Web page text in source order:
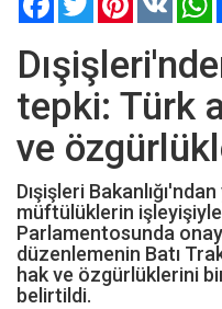
tepki: Türk
ve
Dışişleri
müftülüklerin
Parlamentosunda
düzenlemenin Batı
hak ve özgürlüklerini
belirtildi.